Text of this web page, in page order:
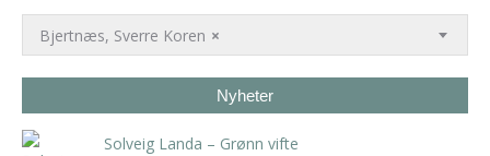
×
Bjertnæs, Sverre Koren
Nyheter
Solveig Landa – Grønn vifte